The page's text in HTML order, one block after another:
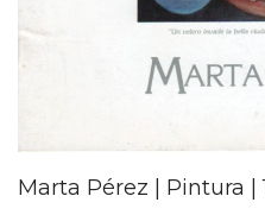
Marta Pérez | Pintura |